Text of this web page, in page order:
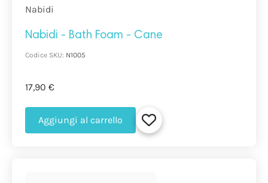
Nabidi
Nabidi - Bath Foam - Cane
Codice SKU: N1005
17,90 €
Aggiungi al carrello